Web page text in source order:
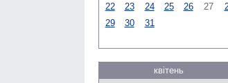
22
23 24 25 26 27
29
30 31
квітень